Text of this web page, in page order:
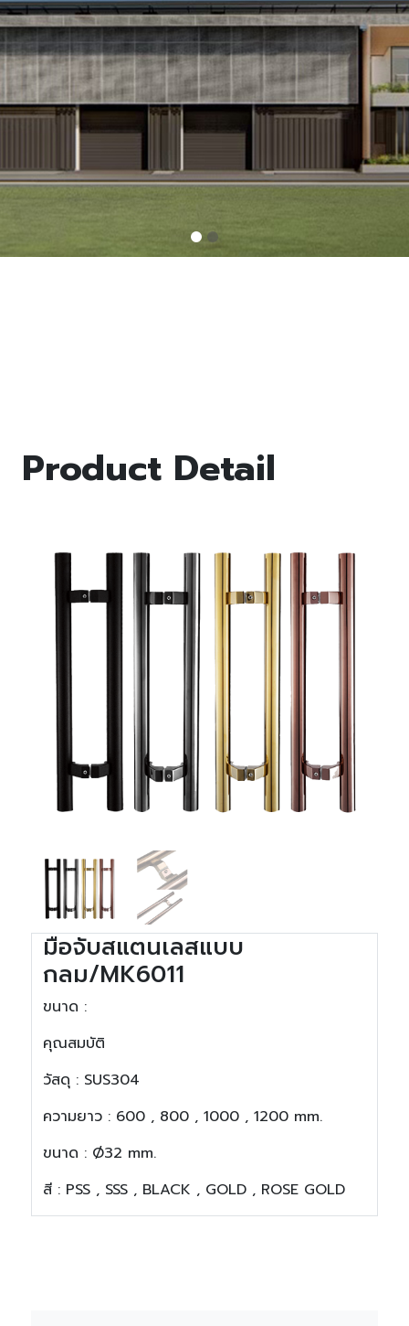
Product Detail
มือจับสแตนเลสแบบ
กลม/MK6011
ขนาด :
คุณสมบัติ
วัสดุ : SUS304
ความยาว : 600 , 800 , 1000 , 1200 mm.
ขนาด : Ø32 mm.
สี : PSS , SSS , BLACK , GOLD , ROSE GOLD